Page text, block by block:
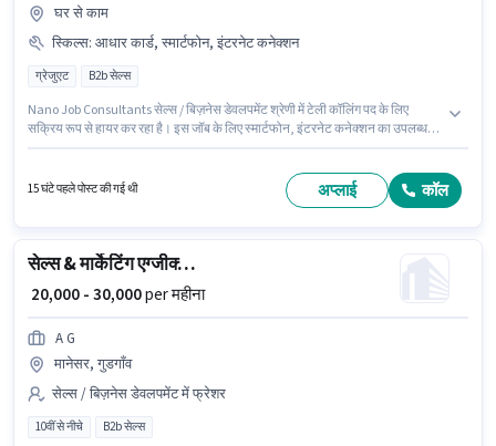
घर से काम
स्किल्स: आधार कार्ड, स्मार्टफोन, इंटरनेट कनेक्शन
ग्रेजुएट B2b सेल्स
Nano Job Consultants सेल्स / बिज़नेस डेवलपमेंट श्रेणी में टेली कॉलिंग पद के लिए
सक्रिय रूप से हायर कर रहा है। इस जॉब के लिए स्मार्टफोन, इंटरनेट कनेक्शन का उपलब्ध
₹25500 रहेगा। मेडिकल बेनिफिट्स पद और कंपनी की नीतियों के अनुसार दिए जा सकते हैं।
15 घंटे पहले पोस्ट की गई थी अप्लाई कॉल
सेल्स & मार्केटिंग एग्जीक्यूटिव
₹ 20,000 - 30,000per महीना
A G
मानेसर, गुडगाँव
सेल्स / बिज़नेस डेवलपमेंट में फ्रेशर
10वीं से नीचे B2b सेल्स